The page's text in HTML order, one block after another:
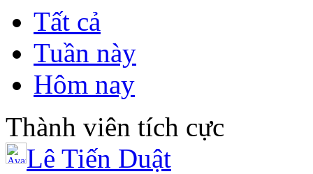
Tất cả
Tuần này
Hôm nay
Thành viên tích cực
Lê Tiến Duật